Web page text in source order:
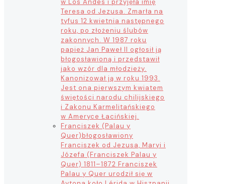
Teresa od Jezusa. Zmarła na
tyfus 12 kwietnia następnego
roku, po złożeniu ślubów
zakonnych. W 1987 roku
papież Jan Paweł II ogłosił ją
błogosławioną i przedstawił
jako wzór dla młodzieży.
Kanonizował ją w roku 1993.
Jest ona pierwszym kwiatem
świętości narodu chilijskiego
i Zakonu Karmelitańskiego
w Ameryce Łacińskiej.
Franciszek (Palau y
Quer)błogosławiony
Franciszek od Jezusa, Maryi i
Józefa (Franciszek Palau y
Quer) 1811–1872 Franciszek
Palau y Quer urodził się w